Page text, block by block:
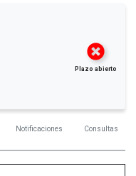
Plazo abierto
Notificaciones Consultas